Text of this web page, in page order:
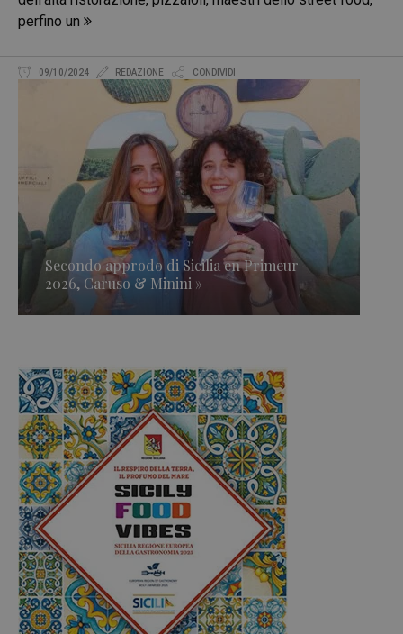
perfino un
09/10/2024 REDAZIONE CONDIVIDI
Secondo approdo di Sicilia en Primeur
2026, Caruso & Minini »